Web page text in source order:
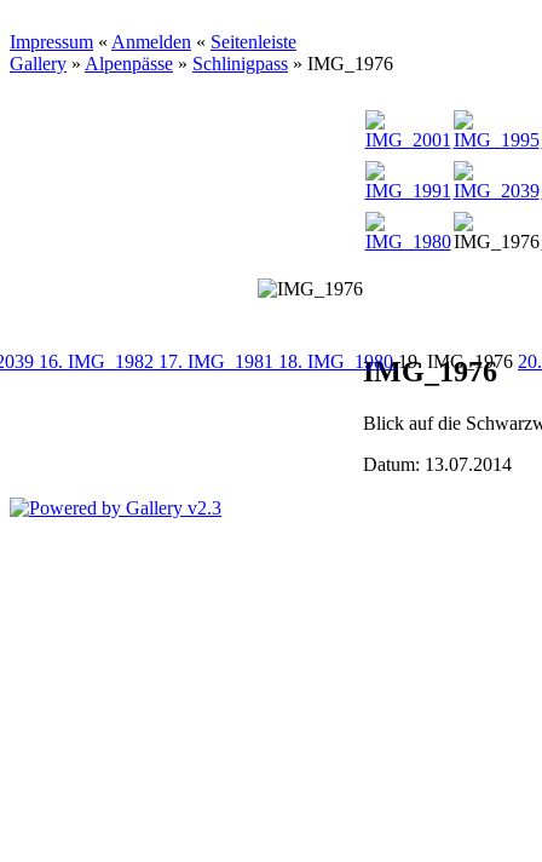
Impressum « Anmelden « Seitenleiste
Gallery » Alpenpässe » Schlinigpass » IMG_1976
IMG_1976
Blick auf die
Datum: 13.07.2014
16. IMG_1982 17. IMG_1981 18. IMG_198019. IMG_1976